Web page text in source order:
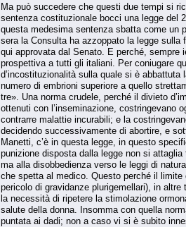
Ma può succedere che questi due tempi si
sentenza costituzionale bocci una legge del
questa medesima sentenza sbatta come un
sera la Consulta ha azzoppato la legge
qui approvata dal Senato. E perché,
prospettiva a tutti gli italiani. Per coniugare
d’incostituzionalità sulla quale si è
numero di embrioni superiore a quello
tre». Una norma crudele, perché il divieto
ottenuti con l’inseminazione, costringevano
contrarre malattie incurabili; e la
decidendo successivamente di abortire, e
Manetti, c’è in questa legge, in questo
punizione disposta dalla legge non si
ma alla disobbedienza verso le leggi di
che spetta al medico. Questo perché il
pericolo di gravidanze plurigemellari), in
la necessità di ripetere la stimolazione
salute della donna. Insomma con quella
puntata ai dadi; non a caso vi si è subito